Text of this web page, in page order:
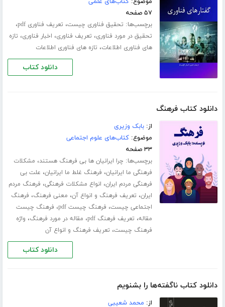
۵۷ صفحه
برچسب‌ها: تحقیق فناوری چیست، تعریف فناوری pdf ،
تحقیق در مورد فناوری، تعریف فناوری، اخبار فناوری، تازه
های فناوری اطلاعات، تازه های فناوری اطلاعات
دانلود کتاب
دانلود کتاب فرهنگ
از:بابک وزیری
موضوع:کتاب‌های علوم اجتماعی
۳۳ صفحه
برچسب‌ها: چرا ایرانیان ها بی فرهنگ هستند، مشکلات
فرهنگی ما ایرانیان، فرهنگ غلط ما ایرانیان، علت بی
فرهنگی مردم ایران، انواع مشکلات فرهنگی، فرهنگ مردم
ایران، تعریف فرهنگ و انواع آن، معنی فرهنگ، فرهنگ
اجتماعی چیست، فرهنگ چیست pdf ، فرهنگ چیست
مقاله، تعریف فرهنگ pdf ، مقاله در مورد فرهنگ، واژه
فرهنگ چیست، تعریف فرهنگ و انواع آن
دانلود کتاب
دانلود کتاب ناگفته‌ها را بشنویم
از: محمد شعیبی